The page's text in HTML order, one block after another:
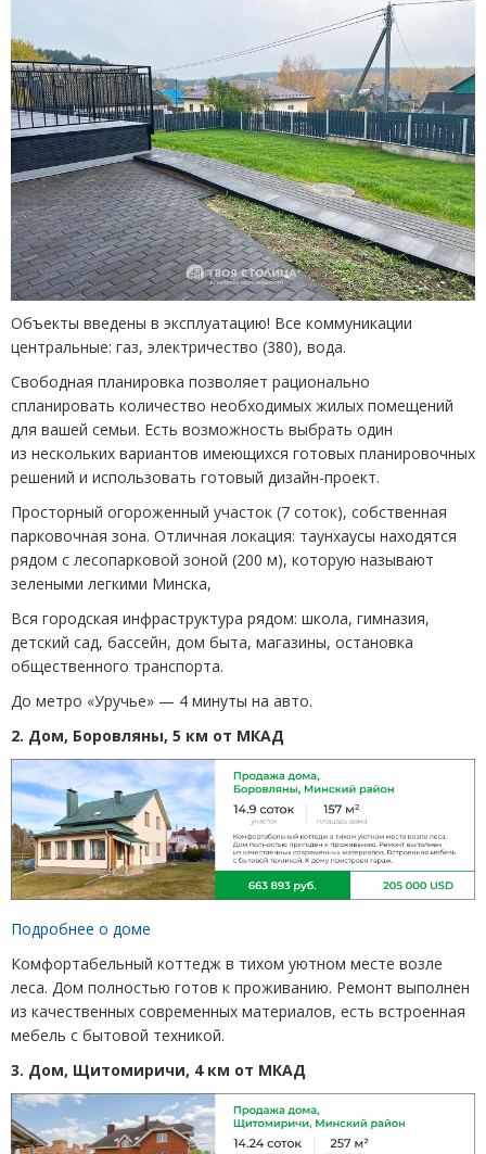
Объекты введены в эксплуатацию! Все коммуникации
центральные: газ, электричество (380), вода.
Свободная планировка позволяет рационально
спланировать количество необходимых жилых помещений
для вашей семьи. Есть возможность выбрать один
из нескольких вариантов имеющихся готовых планировочных
решений и использовать готовый дизайн-проект.
Просторный огороженный участок (7 соток), собственная
парковочная зона. Отличная локация: таунхаусы находятся
рядом с лесопарковой зоной (200 м), которую называют
зелеными легкими Минска,
Вся городская инфраструктура рядом: школа, гимназия,
детский сад, бассейн, дом быта, магазины, остановка
общественного транспорта.
До метро «Уручье» — 4 минуты на авто.
2. Дом, Боровляны, 5 км от МКАД
Подробнее о доме
Комфортабельный коттедж в тихом уютном месте возле
леса. Дом полностью готов к проживанию. Ремонт выполнен
из качественных современных материалов, есть встроенная
мебель с бытовой техникой.
3. Дом, Щитомиричи, 4 км от МКАД